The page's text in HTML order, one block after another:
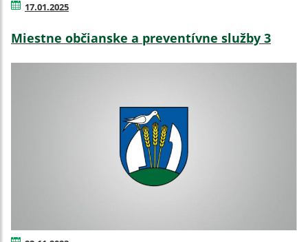
17.01.2025
Miestne občianske a preventívne služby 3